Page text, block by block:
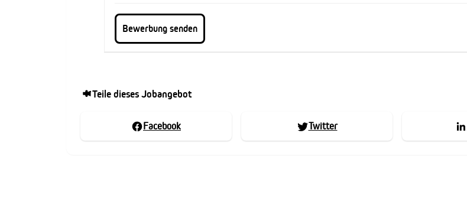
Teile dieses Jobangebot
Facebook Twitter